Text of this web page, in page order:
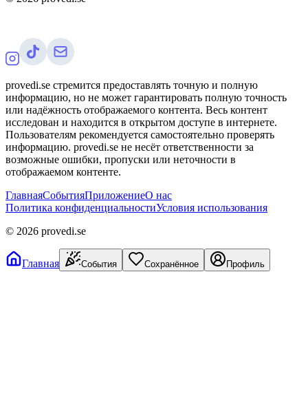
provedi.se стремится предоставлять точную и полную
информацию, но не может гарантировать полную точность
или надёжность отображаемого контента. Весь контент
исследован и находится в открытом доступе в интернете.
Пользователям рекомендуется самостоятельно проверять
информацию. provedi.se не несёт ответственности за
возможные ошибки, пропуски или неточности в
отображаемом контенте.
ГлавнаяСобытияПриложениеО нас
Политика конфиденциальностиУсловия использования
© 2026 provedi.se
Главная События Сохранённое Профиль